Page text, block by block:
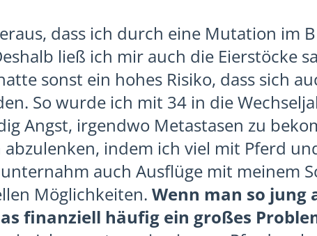
dass ich durch eine Mutation im
ließ ich mir auch die Eierstöcke
sonst ein hohes Risiko, dass sich
So wurde ich mit 34 in die
Angst, irgendwo Metastasen zu
indem ich viel mit Pferd
auch Ausflüge mit meinem
Möglichkeiten. Wenn man so jung
finanziell häufig ein großes